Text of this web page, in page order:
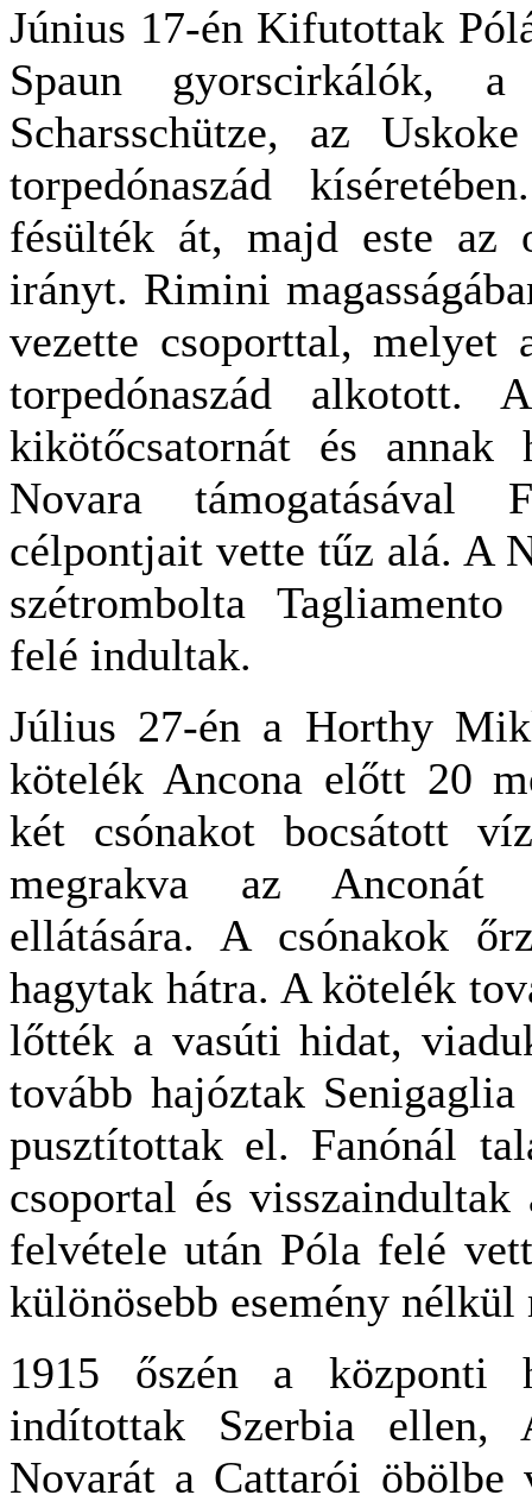
Június 17-én Kifutottak
Spaun gyorscirkálók,
Scharsschütze, az
torpedónaszád
fésülték át, majd este az
irányt. Rimini
vezette csoporttal, melyet
torpedónaszád
kikötőcsatornát és
Novara támogatásával
célpontjait vette tűz alá. A
szétrombolta
felé indultak.
Július 27-én a Horthy
kötelék Ancona előtt 20
két csónakot bocsátott
megrakva az Anconát
ellátására. A csónakok
hagytak hátra. A kötelék
lőtték a vasúti hidat,
tovább hajóztak
pusztítottak el. Fanónál
csoportal és
felvétele után Póla felé
különösebb esemény nélkül
1915 őszén a központi
indítottak Szerbia ellen,
Novarát a Cattarói öbölbe